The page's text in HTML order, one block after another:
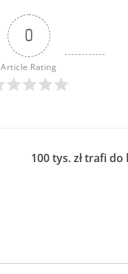
0
Article Rating
100 tys. zł trafi